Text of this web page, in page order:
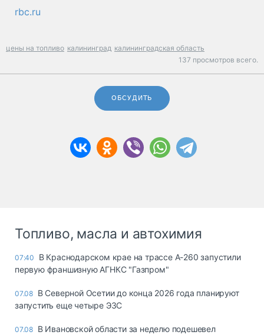
rbc.ru
цены на топливо калининград калининградская область
137 просмотров всего.
ОБСУДИТЬ
Топливо, масла и автохимия
07:40
В Краснодарском крае на трассе А-260 запустили
первую франшизную АГНКС "Газпром"
07.08 В Северной Осетии до конца 2026 года планируют
запустить еще четыре ЭЗС
07.08 В Ивановской области за неделю подешевел